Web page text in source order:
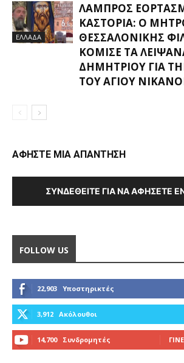
ΕΛΛΑΔΑ
ΛΑΜΠΡΌΣ
ΚΑΣΤΟΡΙΆ: Ο
ΘΕΣΣΑΛΟΝΊΚΗΣ
ΚΌΜΙΣΕ ΤΑ
ΔΗΜΗΤΡΊΟΥ ΓΙΑ
ΤΟΥ ΑΓΊΟΥ
ΑΦΗΣΤΕ ΜΙΑ ΑΠΑΝΤΗΣΗ
ΣΥΝΔΕΘΕΊΤΕ ΓΙΑ ΝΑ ΑΦΉΣΕΤΕ
FOLLOW US
22,903 Υποστηρικτές
3,912 Ακόλουθοι
14,700 Συνδρομητές